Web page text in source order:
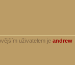
uživatelem je andrew